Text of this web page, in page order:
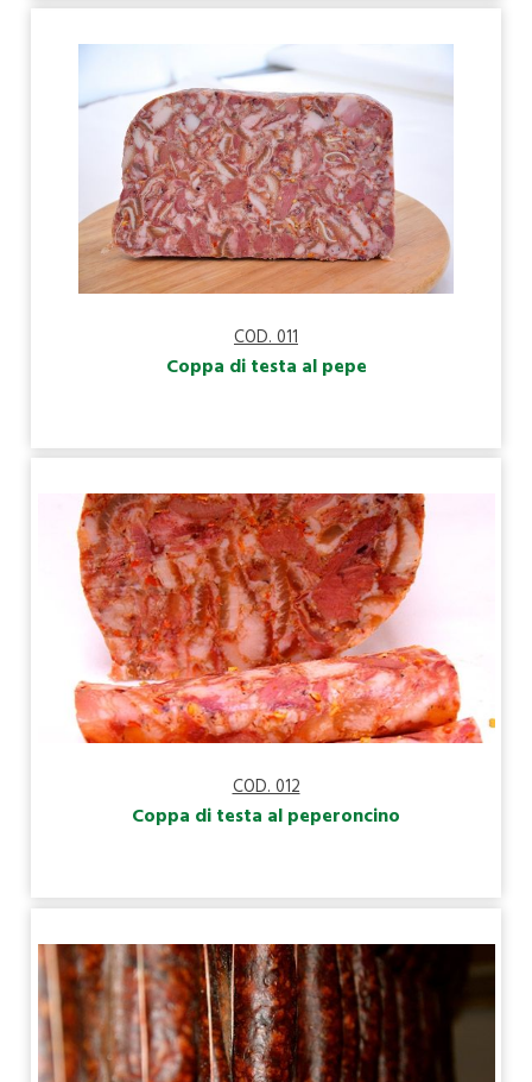
COD. 011
Coppa di testa al pepe
COD. 012
Coppa di testa al peperoncino